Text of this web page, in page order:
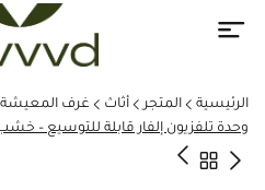
الرئيسية المتجر أثاث غرف المعيشة
وحدة تلفزيون إلفار قابلة للتوسيع –